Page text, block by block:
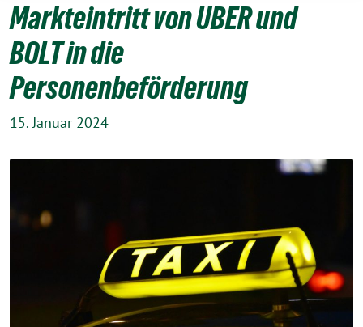
Markteintritt von UBER und
BOLT in die
Personenbeförderung
15. Januar 2024